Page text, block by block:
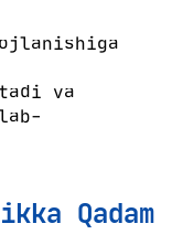
va
Qadam